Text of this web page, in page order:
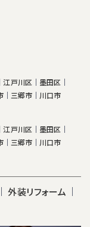
江戸川区
墨田区
三郷市 川口市
江戸川区
墨田区
三郷市 川口市
外装リフォーム